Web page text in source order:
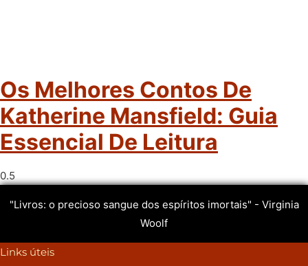
Os Melhores Contos De
Katherine Mansfield: Guia
Essencial De Leitura
"Livros: o precioso sangue dos espíritos imortais" - Virginia
Woolf
Links úteis